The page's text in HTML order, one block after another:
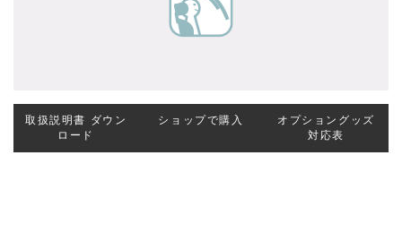
取扱説明書 ダウン
ロード
ショップで購入
オプショングッズ
対応表